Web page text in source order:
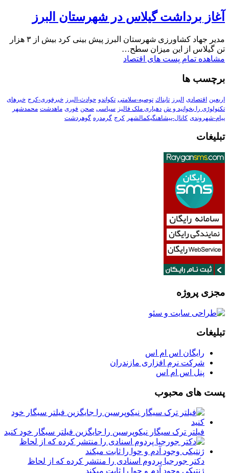
آغاز برداشت گیلاس در شهرستان البرز
مدیر جهاد کشاورزی شهرستان البرز پیش بینی کرد بیش از ۳ هزار
تن گیلاس از این میزان سطح…
مشاهده تمام پست های اقتصاد
برچسب ها
اربعین اقتصادی البرز تابناك توصیه-سلامتی تکواندو حوادث-البرز خبرفوری-کرج خبرهای
تکنولوڑی را بخوانید و ش دهیاری ملک فالیز سیاسی صحن فوری ماهدشت محمدشهر
پیام-شهروندی کانال-پیشاهنگیکمالشهر کرج گرمدره گوهردشت
تبلیغات
مجزی پروژه
تبلیغات
رایگان اس ام اس
شرکت نرم افزاری مازندران
پنل اس ام اس
پست های محبوب
فیلتر ترک سیگار نیکوپرسین را جایگزین فیلتر سیگار خود کنید
دکتر جورجیا پردوم اسنادی را منتشر کرده که از لحاظ
ژنتیکی وجود آدم و حوا را ثابت میکند